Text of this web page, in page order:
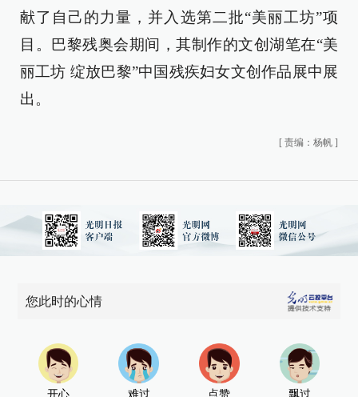
献了自己的力量，并入选第二批“美丽工坊”项
目。巴黎残奥会期间，其制作的文创湖笔在“美
丽工坊 绽放巴黎”中国残疾妇女文创作品展中展
出。
[ 责编：杨帆 ]
您此时的心情
开心 难过 点赞 飘过